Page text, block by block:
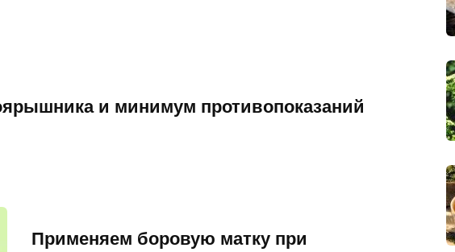
и минимум противопоказаний
Применяем боровую матку при